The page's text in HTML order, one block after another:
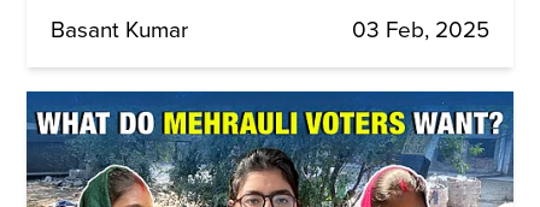
Basant Kumar 03 Feb, 2025